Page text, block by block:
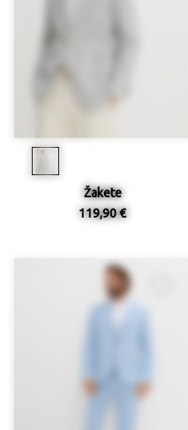
Žakete
119,90 €